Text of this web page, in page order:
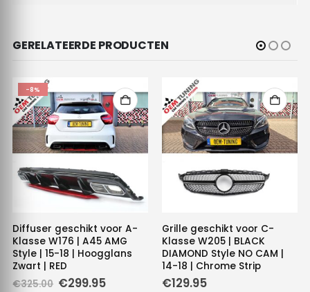
GERELATEERDE PRODUCTEN
-8%
Diffuser geschikt voor A-
Klasse W176 | A45 AMG
Style | 15-18 | Hoogglans
Zwart | RED
€325.00 Oorspronkelijke
€299.95Huidige
Grille geschikt voor C-
Klasse W205 | BLACK
DIAMOND Style NO CAM |
14-18 | Chrome Strip
€129.95